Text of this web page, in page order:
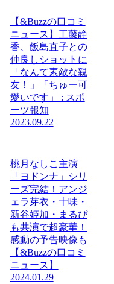
【&Buzzの口コミ
ニュース】工藤静
香、飯島直子との
仲良しショットに
「なんて素敵な親
友！」「ちゅー可
愛いです」 : スポ
ーツ報知
2023.09.22
桃月なしこ主演
「ヨドンナ」シリ
ーズ完結！アンジ
ェラ芽衣・十味・
新谷姫加・まるぴ
も共演で超豪華！
感動の予告映像も
【&Buzzの口コミ
ニュース】
2024.01.29